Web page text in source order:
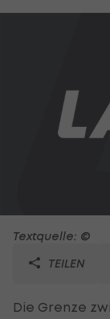
Textquelle: ©
TEILEN
Die Grenze